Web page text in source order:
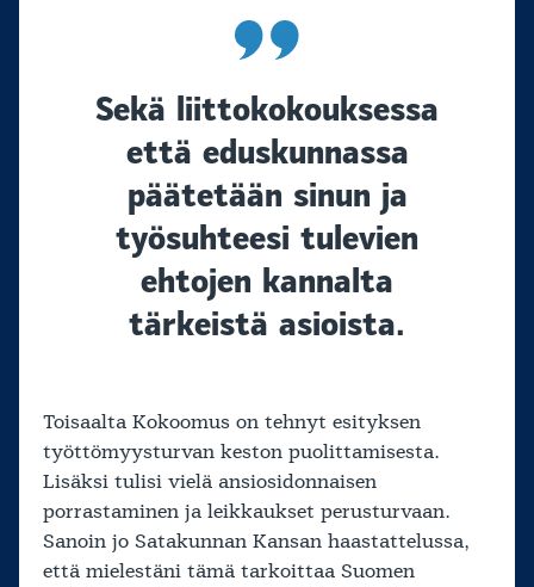
Sekä liittokokouksessa
että eduskunnassa
päätetään sinun ja
työsuhteesi tulevien
ehtojen kannalta
tärkeistä asioista.
Toisaalta Kokoomus on tehnyt esityksen
työttömyysturvan keston puolittamisesta.
Lisäksi tulisi vielä ansiosidonnaisen
porrastaminen ja leikkaukset perusturvaan.
Sanoin jo Satakunnan Kansan haastattelussa,
että mielestäni tämä tarkoittaa Suomen